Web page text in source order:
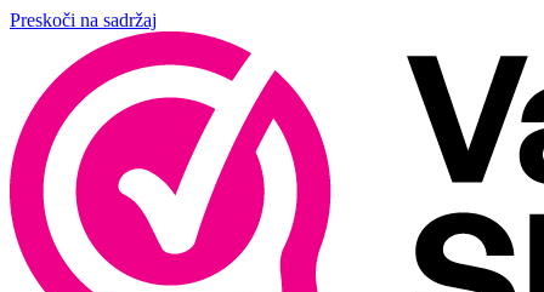
Preskoči na sadržaj